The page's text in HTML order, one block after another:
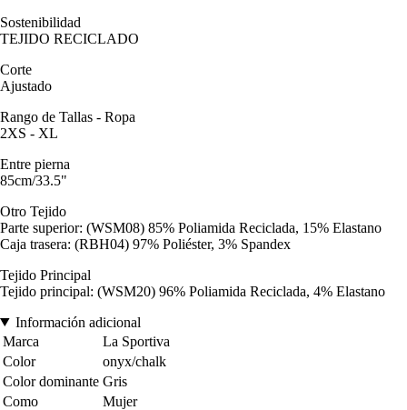
Sostenibilidad
TEJIDO RECICLADO
Corte
Ajustado
Rango de Tallas - Ropa
2XS - XL
Entre pierna
85cm/33.5"
Otro Tejido
Parte superior: (WSM08) 85% Poliamida Reciclada, 15% Elastano
Caja trasera: (RBH04) 97% Poliéster, 3% Spandex
Tejido Principal
Tejido principal: (WSM20) 96% Poliamida Reciclada, 4% Elastano
Información adicional
Marca
La Sportiva
Color
onyx/chalk
Color dominante Gris
Como
Mujer